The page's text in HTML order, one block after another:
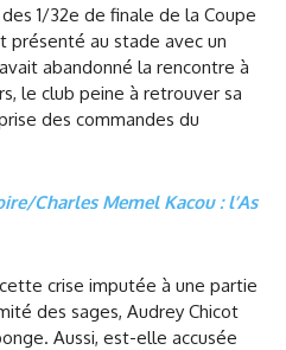
1/32e de finale de la Coupe
présenté au stade avec un
abandonné la rencontre à
le club peine à retrouver sa
des commandes du
Charles Memel Kacou : l’As
crise imputée à une partie
des sages, Audrey Chicot
Aussi, est-elle accusée